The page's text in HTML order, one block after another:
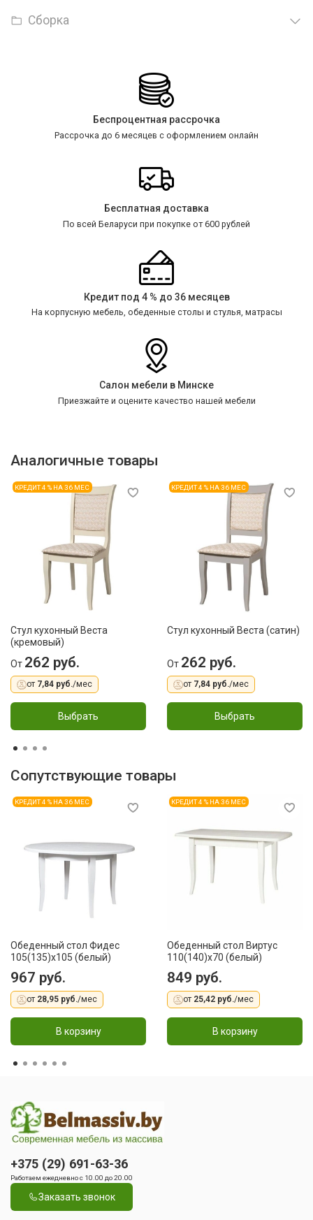
Сборка
Беспроцентная рассрочка
Рассрочка до 6 месяцев с оформлением онлайн
Бесплатная доставка
По всей Беларуси при покупке от 600 рублей
Кредит под 4 % до 36 месяцев
На корпусную мебель, обеденные столы и стулья, матрасы
Салон мебели в Минске
Приезжайте и оцените качество нашей мебели
Аналогичные товары
КРЕДИТ 4 % НА 36 МЕС
Стул кухонный Веста
(кремовый)
От 262 руб.
от 7,84 руб./мес
Выбрать
КРЕДИТ 4 % НА 36 МЕС
Стул кухонный Веста (сатин)
От 262 руб.
от 7,84 руб./мес
Выбрать
Сопутствующие товары
КРЕДИТ 4 % НА 36 МЕС
Обеденный стол Фидес
105(135)x105 (белый)
967 руб.
от 28,95 руб./мес
В корзину
КРЕДИТ 4 % НА 36 МЕС
Обеденный стол Виртус
110(140)x70 (белый)
849 руб.
от 25,42 руб./мес
В корзину
+375 (29) 691-63-36
Работаем ежедневно с 10.00 до 20.00
Заказать звонок